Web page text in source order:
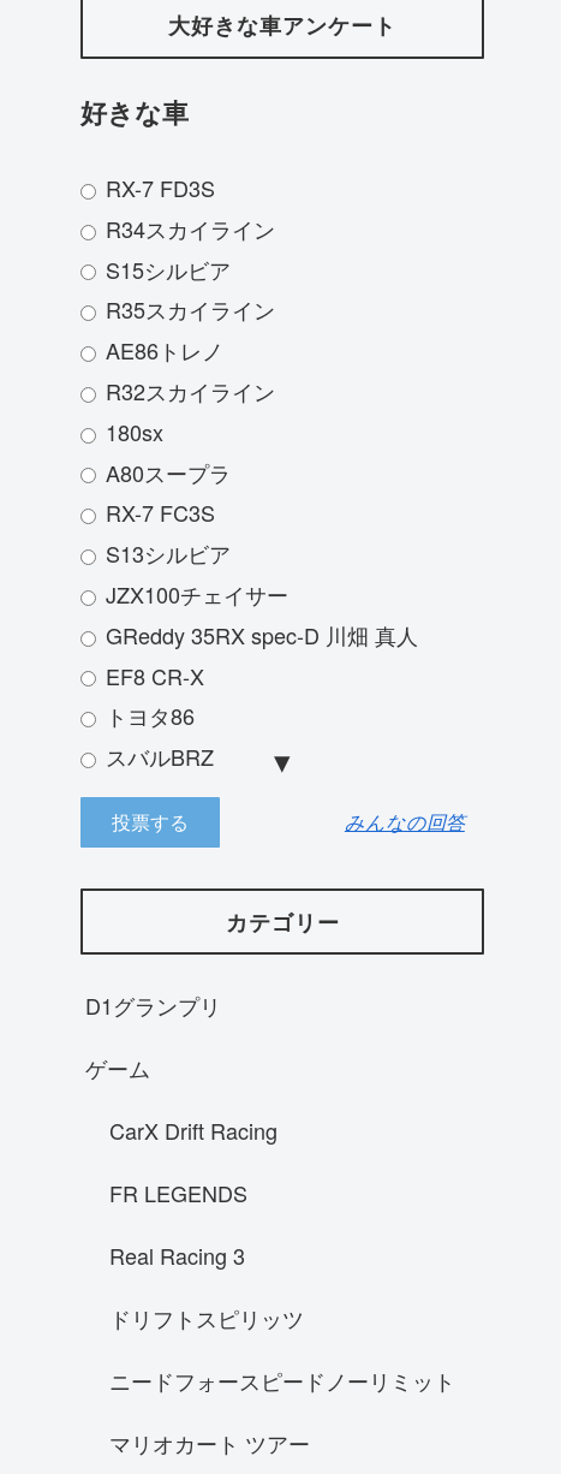
大好きな車アンケート
好きな車
RX-7 FD3S
R34スカイライン
S15シルビア
R35スカイライン
AE86トレノ
R32スカイライン
180sx
A80スープラ
RX-7 FC3S
S13シルビア
JZX100チェイサー
GReddy 35RX spec-D 川畑 真人
EF8 CR-X
トヨタ86
スバルBRZ
JZX100 マークⅡ
三菱ランサーエボリューション
R33スカイライン
RX-8
NA8Cロードスター
S14後期シルビア
インプレッサGC8
ン 2015
A31 セフィーロ
マクラーレン P1
McLaren P1
NSX
みんなの回答
カテゴリー
D1グランプリ
ゲーム
CarX Drift Racing
FR LEGENDS
Real Racing 3
ドリフトスピリッツ
ニードフォースピードノーリミット
マリオカート ツアー